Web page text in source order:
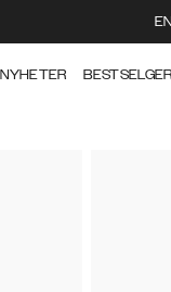
NYHETER